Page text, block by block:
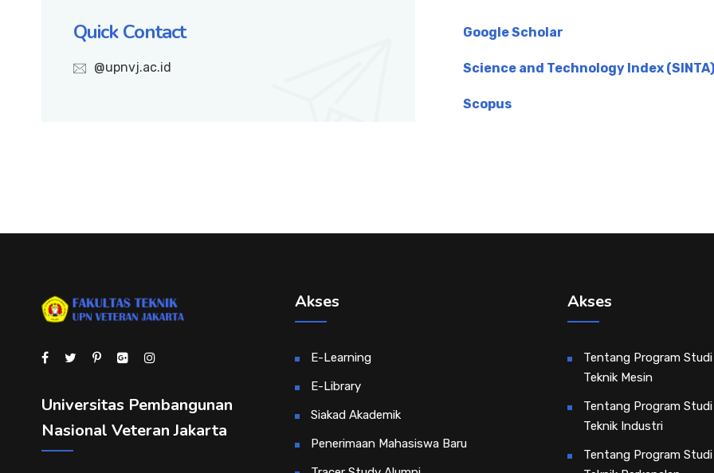
Quick Contact
@upnvj.ac.id
Google Scholar
Science and Technology Index (SINTA)
Scopus
Universitas Pembangunan
Nasional Veteran Jakarta
Akses
E-Learning
E-Library
Siakad Akademik
Penerimaan Mahasiswa Baru
Akses
Tentang Program Studi
Teknik Mesin
Tentang Program Studi
Teknik Industri
Tentang Program Studi